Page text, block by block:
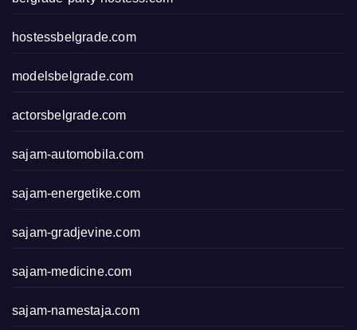
hostessbelgrade.com
modelsbelgrade.com
actorsbelgrade.com
sajam-automobila.com
sajam-energetike.com
sajam-gradjevine.com
sajam-medicine.com
sajam-namestaja.com